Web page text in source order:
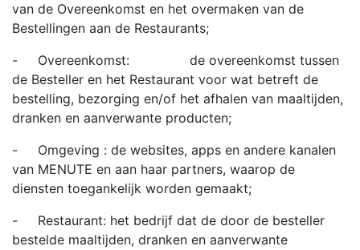
van de Overeenkomst en het overmaken van de
Bestellingen aan de Restaurants;
- Overeenkomst: de overeenkomst tussen
de Besteller en het Restaurant voor wat betreft de
bestelling, bezorging en/of het afhalen van maaltijden,
dranken en aanverwante producten;
- Omgeving : de websites, apps en andere kanalen
van MENUTE en aan haar partners, waarop de
diensten toegankelijk worden gemaakt;
- Restaurant: het bedrijf dat de door de besteller
bestelde maaltijden, dranken en aanverwante